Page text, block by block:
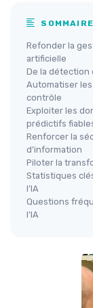
SOMMAIRE
Refonder la
artificielle
De la détection
Automatiser
contrôle
Exploiter les
prédictifs
Renforcer la
d’information
Piloter la
Statistiques
l’IA
Questions
l’IA